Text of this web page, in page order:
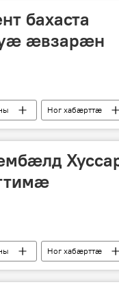
бахаста
æвзарæн
Ног хабӕрттӕ
Ног хабӕрттӕ